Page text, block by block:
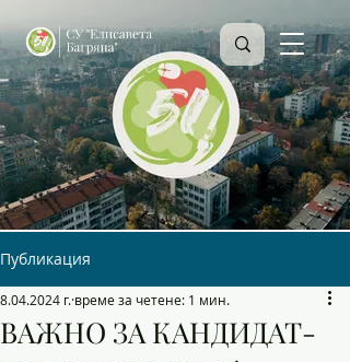
Публикация
ВАЖНО ЗА КАНДИДАТ-
8.04.2024 г. време за четене: 1 мин.